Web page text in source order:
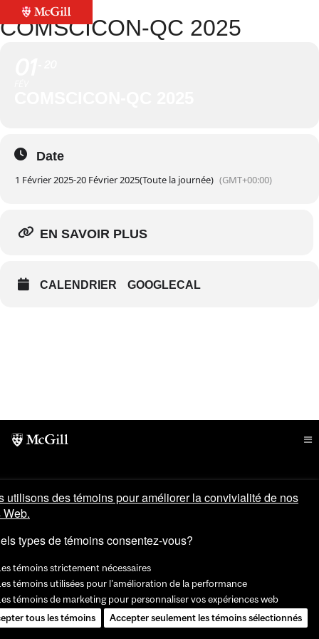
COMSCICON-QC 2025
Date
1 Février 2025-20 Février 2025(Toute la journée) (GMT+00:00)
EN SAVOIR PLUS
CALENDRIER GOOGLECAL
utilisons des témoins pour améliorer la convivialité de nos
types de témoins consentez-vous?
témoins strictement nécessaires
témoins utilisées pour l'amélioration de la performance
témoins de marketing pour personnaliser vos expériences web
tous les témoins
Accepter seulement les témoins sélectionnés